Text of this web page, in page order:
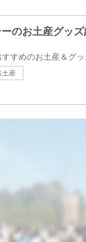
ーのお土産グッ
すめのお土産＆グ
土産